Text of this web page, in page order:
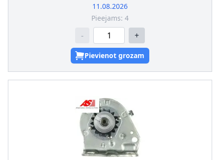
11.08.2026
Pieejams: 4
- +
Pievienot grozam